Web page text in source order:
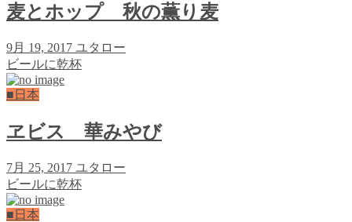
麦とホップ 秋の薫り麦
9月 19, 2017 ユタロー
ビールに乾杯
■日本
ヱビス 華みやび
7月 25, 2017 ユタロー
ビールに乾杯
■日本